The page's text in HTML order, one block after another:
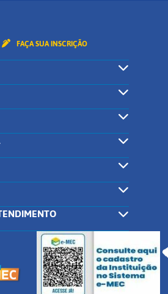
FAÇA SUA INSCRIÇÃO